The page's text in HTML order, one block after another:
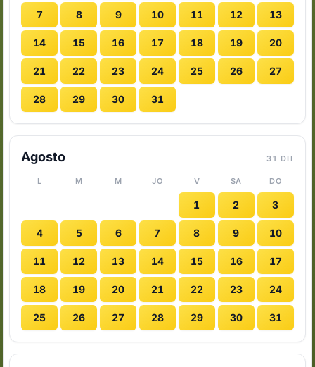
7 8 9 10 11 12 13
14 15 16 17 18 19 20
21 22 23 24 25 26 27
28 29 30 31
Agosto 31 DII
L M M JO V SA DO
1 2 3
4 5 6 7 8 9 10
11 12 13 14 15 16 17
18 19 20 21 22 23 24
25 26 27 28 29 30 31